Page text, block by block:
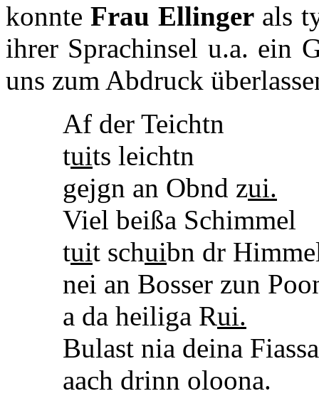
konnteFrau Ellingerals
ihrer Sprachinsel u.a. ein
uns zum Abdruck
Af der Teichtn
tuits leichtn
gejgn an Obnd zui.
Viel beißa Schimmel
tuit schuibn dr
nei an Bosser zun
a da heiliga Rui.
Bulast nia deina
aach drinn oloona.